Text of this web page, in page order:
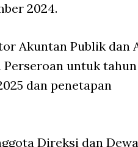
2024.
Akuntan Publik dan
untuk
dan penetapan
Direksi dan